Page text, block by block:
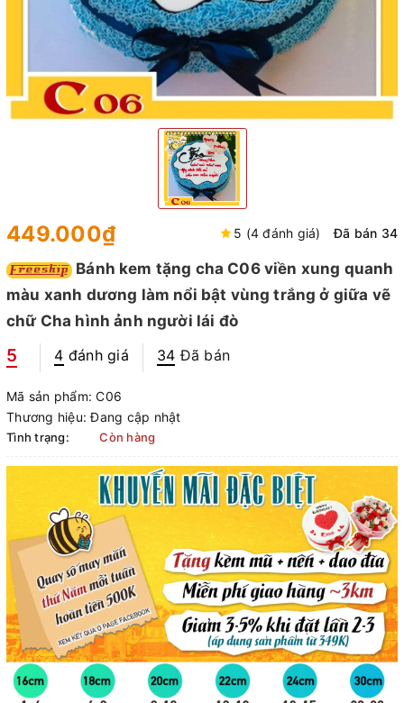
449.000₫ 5 (4 đánh giá) Đã bán 34
Bánh kem tặng cha C06 viền xung quanh
màu xanh dương làm nổi bật vùng trắng ở giữa vẽ
chữ Cha hình ảnh người lái đò
5 4 đánh giá 34 Đã bán
Mã sản phẩm: C06
Thương hiệu: Đang cập nhật
Tình trạng: Còn hàng